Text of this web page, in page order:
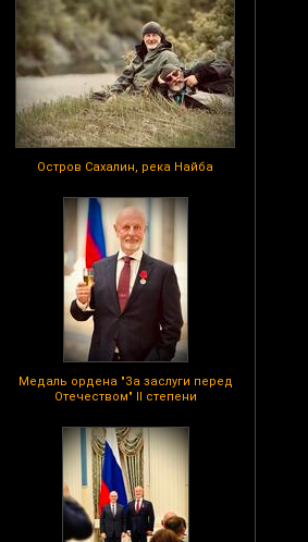
Остров Сахалин, река Найба
Медаль ордена "За заслуги перед
Отечеством" II степени